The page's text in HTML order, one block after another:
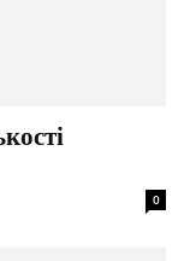
0